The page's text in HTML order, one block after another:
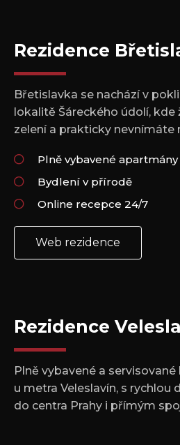
Rezidence
Břetislavka se nachází v
lokalitě Šáreckého údolí,
zelení a prakticky nevnímáte
Plně vybavené apartmány
Bydlení v přírodě
Online recepce 24/7
Web rezidence
Rezidence
Plně vybavené a
u metra Veleslavín, s rychlou
do centra Prahy i přímým